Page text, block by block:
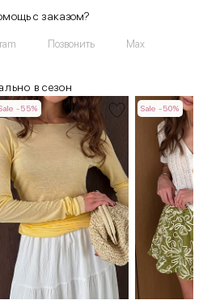
с заказом?
Позвонить Max
в сезон
-55% Sale -50%